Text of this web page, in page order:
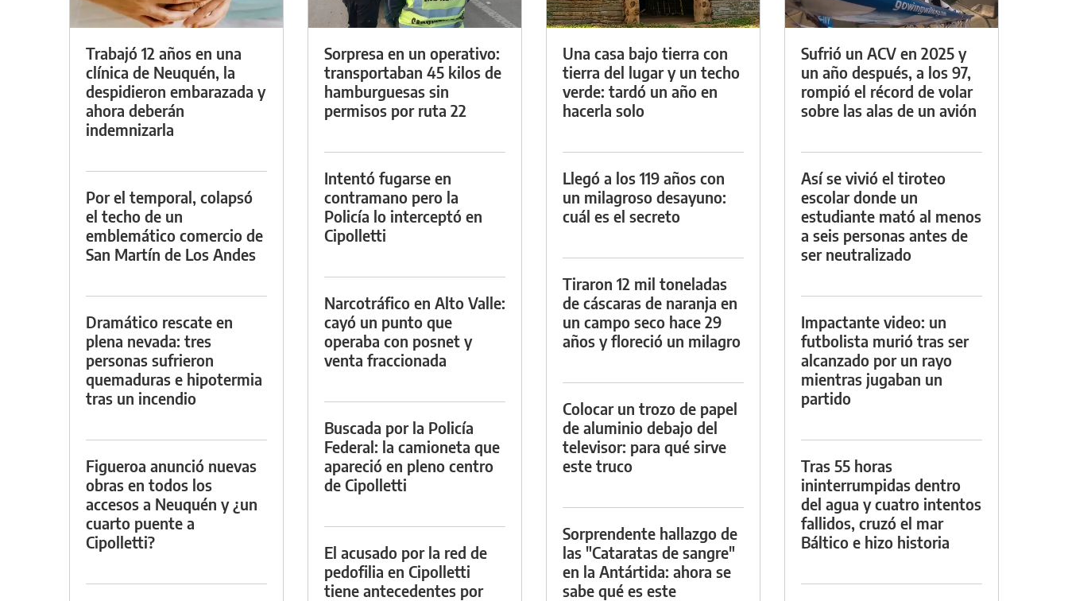
Trabajó 12 años en una
clínica de Neuquén, la
despidieron embarazada y
ahora deberán
indemnizarla
Por el temporal, colapsó
el techo de un
emblemático comercio de
San Martín de Los Andes
Dramático rescate en
plena nevada: tres
personas sufrieron
quemaduras e hipotermia
tras un incendio
Figueroa anunció nuevas
obras en todos los
accesos a Neuquén y ¿un
cuarto puente a
Cipolletti?
Sorpresa en un operativo:
transportaban 45 kilos de
hamburguesas sin
permisos por ruta 22
Intentó fugarse en
contramano pero la
Policía lo interceptó en
Cipolletti
Narcotráfico en Alto Valle:
cayó un punto que
operaba con posnet y
venta fraccionada
Buscada por la Policía
Federal: la camioneta que
apareció en pleno centro
de Cipolletti
El acusado por la red de
pedofilia en Cipolletti
tiene antecedentes por
Una casa bajo tierra con
tierra del lugar y un techo
verde: tardó un año en
hacerla solo
Llegó a los 119 años con
un milagroso desayuno:
cuál es el secreto
Tiraron 12 mil toneladas
de cáscaras de naranja en
un campo seco hace 29
años y floreció un milagro
Colocar un trozo de papel
de aluminio debajo del
televisor: para qué sirve
este truco
Sorprendente hallazgo de
las "Cataratas de sangre"
en la Antártida: ahora se
sabe qué es este
Sufrió un ACV en 2025 y
un año después, a los 97,
rompió el récord de volar
sobre las alas de un avión
Así se vivió el tiroteo
escolar donde un
estudiante mató al menos
a seis personas antes de
ser neutralizado
Impactante video: un
futbolista murió tras ser
alcanzado por un rayo
mientras jugaban un
partido
Tras 55 horas
ininterrumpidas dentro
del agua y cuatro intentos
fallidos, cruzó el mar
Báltico e hizo historia